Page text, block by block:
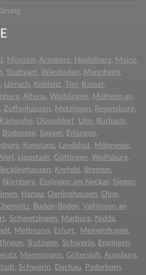
, Münster, Arnsberg, Heidelberg, Mainz,
, Stuttgart, Wiesbaden, Mannheim,
, Lörrach, Koblenz,Tier, Kassel ,
, Altona, Waiblingen, Mülheim an
, Zuffenhausen, Metzingen, Regensburg,
Karlsruhe, Düsseldorf, Ulm, Burbach,
Bodensee, Speyer, Erlangen,
, Konstanz, Landshut, Möhnesee,
, Lippstadt, Göttingen, Wolfsburg,
Recklinghausen, Krefeld , Bremen,
Nürnberg, Esslingen am Neckar, Siegen,
, Hanau, Oerlinghausen, Olpe,
, Baden-Baden,Vaihingen an
, Schwetzingen, Marburg, Nidda,
, Mettmann, Erfurt, Meinerzhagen,
,Trutzigen, Schwerin, Eppingen,
, Memmingen, Gütersloh, Augsburg,
, Schwerin, Dachau, Paderborn,